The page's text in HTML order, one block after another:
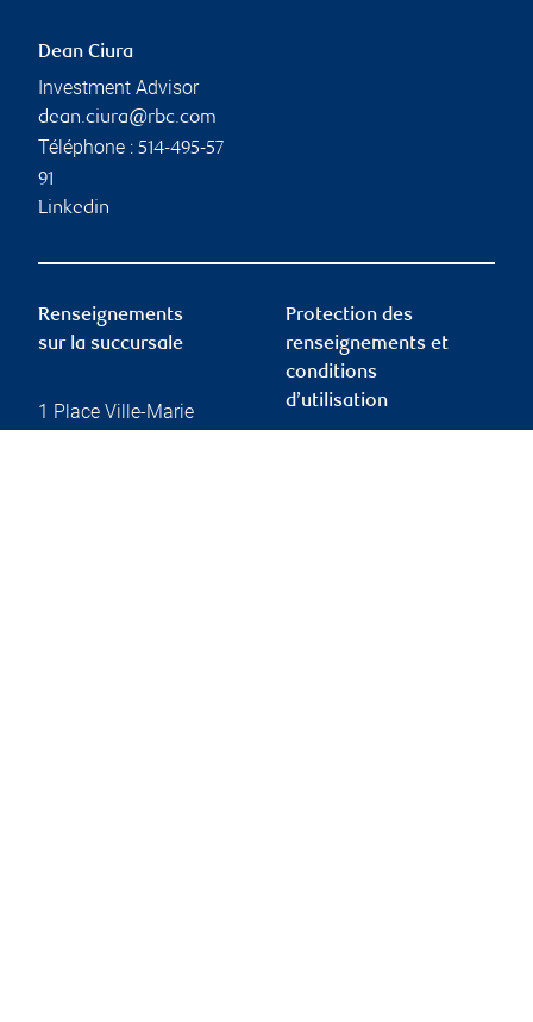
Dean Ciura
Investment Advisor
dean.ciura@rbc.com
Téléphone : 514-495-57
91
Linkedin
Renseignements
sur la succursale
1 Place Ville-Marie
Protection des
renseignements et
conditions
d’utilisation